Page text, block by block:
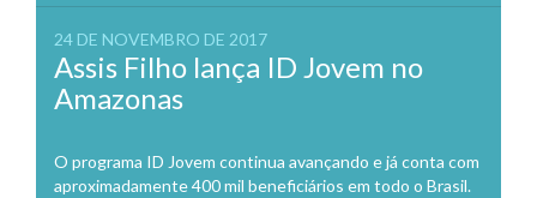
24 DE NOVEMBRO DE 2017
Assis Filho lança ID Jovem no
Amazonas
O programa ID Jovem continua avançando e já conta com
aproximadamente 400 mil beneficiários em todo o Brasil.